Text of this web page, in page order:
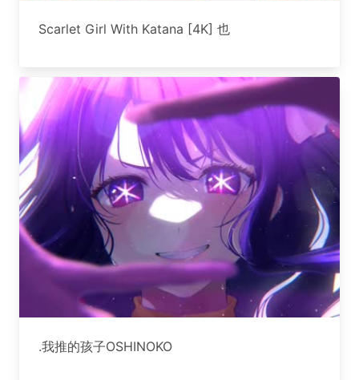
Scarlet Girl With Katana [4K] 也
.我推的孩子OSHINOKO